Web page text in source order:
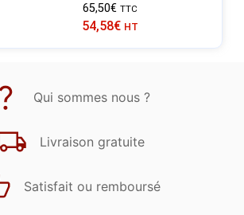
65,50€ TTC
54,58€ HT
Qui sommes nous ?
Livraison gratuite
Satisfait ou remboursé